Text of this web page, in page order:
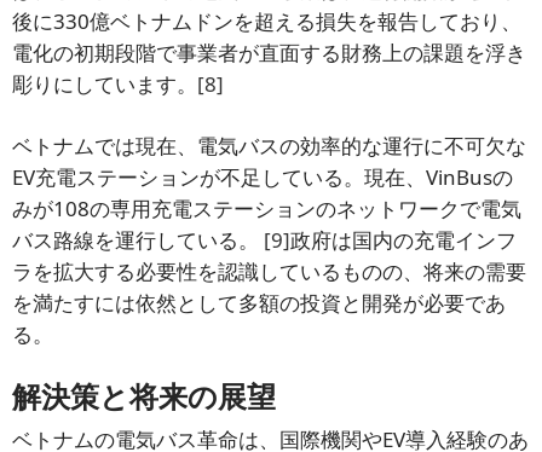
後に330億ベトナムドンを超える損失を報告しており、
電化の初期段階で事業者が直面する財務上の課題を浮き
彫りにしています。 [8]
ベトナムでは現在、電気バスの効率的な運行に不可欠な
EV充電ステーションが不足している。現在、VinBusの
みが108の専用充電ステーションのネットワークで電気
バス路線を運行している。 [9]政府は国内の充電インフ
ラを拡大する必要性を認識しているものの、将来の需要
を満たすには依然として多額の投資と開発が必要であ
る。
解決策と将来の展望
ベトナムの電気バス革命は、国際機関やEV導入経験のあ